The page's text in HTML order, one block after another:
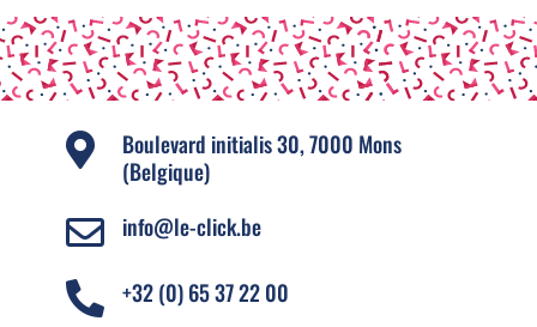

Boulevard initialis 30, 7000 Mons
(Belgique)
 info@le-click.be
 +32 (0) 65 37 22 00